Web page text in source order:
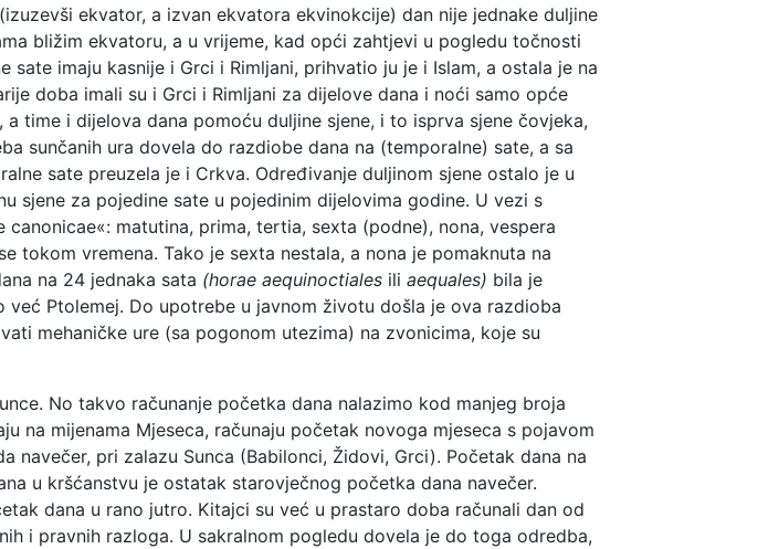
ekvator, a izvan ekvatora ekvinokcije) dan nije jednake duljine
bližim ekvatoru, a u vrijeme, kad opći zahtjevi u pogledu točnosti
imaju kasnije i Grci i Rimljani, prihvatio ju je i Islam, a ostala je na
doba imali su i Grci i Rimljani za dijelove dana i noći samo opće
time i dijelova dana pomoću duljine sjene, i to isprva sjene čovjeka,
sunčanih ura dovela do razdiobe dana na (temporalne) sate, a sa
sate preuzela je i Crkva. Određivanje duljinom sjene ostalo je u
sjene za pojedine sate u pojedinim dijelovima godine. U vezi s
matutina, prima, tertia, sexta (podne), nona, vespera
tokom vremena. Tako je sexta nestala, a nona je pomaknuta na
na 24 jednaka sata (horae aequinoctiales ili aequales) bila je
Ptolemej. Do upotrebe u javnom životu došla je ova razdioba
mehaničke ure (sa pogonom utezima) na zvonicima, koje su
No takvo računanje početka dana nalazimo kod manjeg broja
na mijenama Mjeseca, računaju početak novoga mjeseca s pojavom
pri zalazu Sunca (Babilonci, Židovi, Grci). Početak dana na
u kršćanstvu je ostatak starovječnog početka dana navečer.
dana u rano jutro. Kitajci su već u prastaro doba računali dan od
i pravnih razloga. U sakralnom pogledu dovela je do toga odredba,